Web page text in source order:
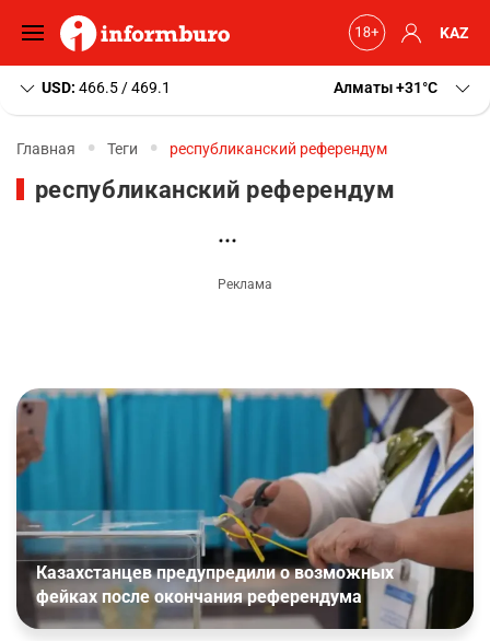
KAZ
USD: 466.5 / 469.1 Алматы+31 C
Главная Теги республиканский референдум
республиканский референдум
Казахстанцев предупредили о возможных
фейках после окончания референдума